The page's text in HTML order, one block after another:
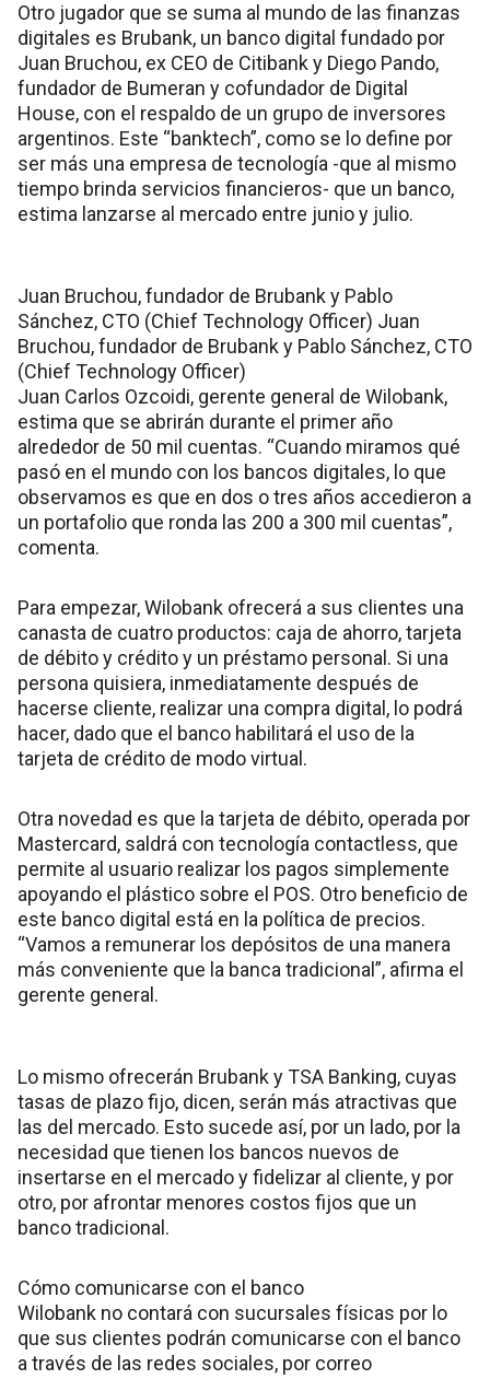
Otro jugador que se suma al mundo de las finanzas
digitales es Brubank, un banco digital fundado por
Juan Bruchou, ex CEO de Citibank y Diego Pando,
fundador de Bumeran y cofundador de Digital
House, con el respaldo de un grupo de inversores
argentinos. Este “banktech”, como se lo define por
ser más una empresa de tecnología -que al mismo
tiempo brinda servicios financieros- que un banco,
estima lanzarse al mercado entre junio y julio.
Juan Bruchou, fundador de Brubank y Pablo
Sánchez, CTO (Chief Technology Officer) Juan
Bruchou, fundador de Brubank y Pablo Sánchez, CTO
(Chief Technology Officer)
Juan Carlos Ozcoidi, gerente general de Wilobank,
estima que se abrirán durante el primer año
alrededor de 50 mil cuentas. “Cuando miramos qué
pasó en el mundo con los bancos digitales, lo que
observamos es que en dos o tres años accedieron a
un portafolio que ronda las 200 a 300 mil cuentas”,
comenta.
Para empezar, Wilobank ofrecerá a sus clientes una
canasta de cuatro productos: caja de ahorro, tarjeta
de débito y crédito y un préstamo personal. Si una
persona quisiera, inmediatamente después de
hacerse cliente, realizar una compra digital, lo podrá
hacer, dado que el banco habilitará el uso de la
tarjeta de crédito de modo virtual.
Otra novedad es que la tarjeta de débito, operada por
Mastercard, saldrá con tecnología contactless, que
permite al usuario realizar los pagos simplemente
apoyando el plástico sobre el POS. Otro beneficio de
este banco digital está en la política de precios.
“Vamos a remunerar los depósitos de una manera
más conveniente que la banca tradicional”, afirma el
gerente general.
Lo mismo ofrecerán Brubank y TSA Banking, cuyas
tasas de plazo fijo, dicen, serán más atractivas que
las del mercado. Esto sucede así, por un lado, por la
necesidad que tienen los bancos nuevos de
insertarse en el mercado y fidelizar al cliente, y por
otro, por afrontar menores costos fijos que un
banco tradicional.
Cómo comunicarse con el banco
Wilobank no contará con sucursales físicas por lo
que sus clientes podrán comunicarse con el banco
a través de las redes sociales, por correo